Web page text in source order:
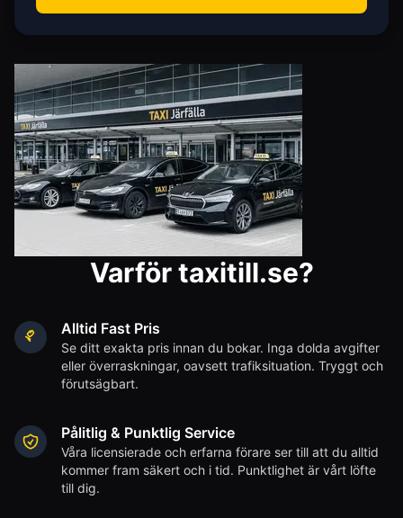
Varför taxitill.se?
Alltid Fast Pris
Se ditt exakta pris innan du bokar. Inga dolda avgifter
eller överraskningar, oavsett trafiksituation. Tryggt och
förutsägbart.
Pålitlig & Punktlig Service
Våra licensierade och erfarna förare ser till att du alltid
kommer fram säkert och i tid. Punktlighet är vårt löfte
till dig.